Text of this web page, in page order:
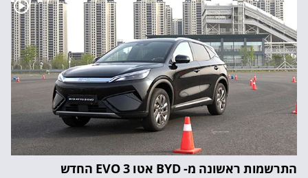
התרשמות ראשונה מ- BYD אטו 3 EVO החדש